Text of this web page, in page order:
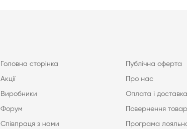
Головна сторінка Публічна оферта
Акції Про нас
Виробники Оплата і доставка
Форум Повернення
Співпраця з нами Програма